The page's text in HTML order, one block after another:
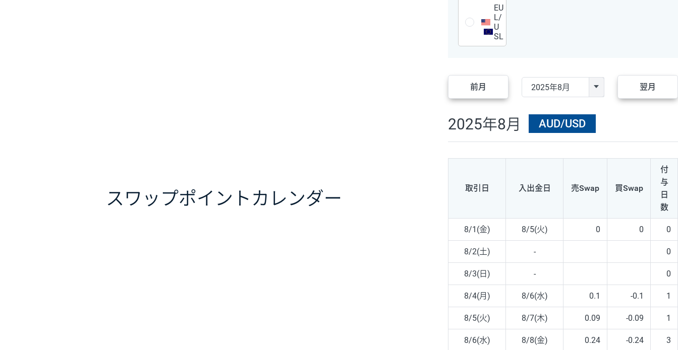
スワップポイント カレンダー
EU
L/
U
SL
前月 翌月
2025年8月 AUD/USD
取引日 入出金日 売Swap 買Swap
付
与
日
数
8/1(金) 8/5(火) 0 0 0
8/2(土) - 0
8/3(日) - 0
8/4(月) 8/6(水) 0.1 -0.1 1
8/5(火) 8/7(木) 0.09 -0.09 1
8/6(水) 8/8(金) 0.24 -0.24 3